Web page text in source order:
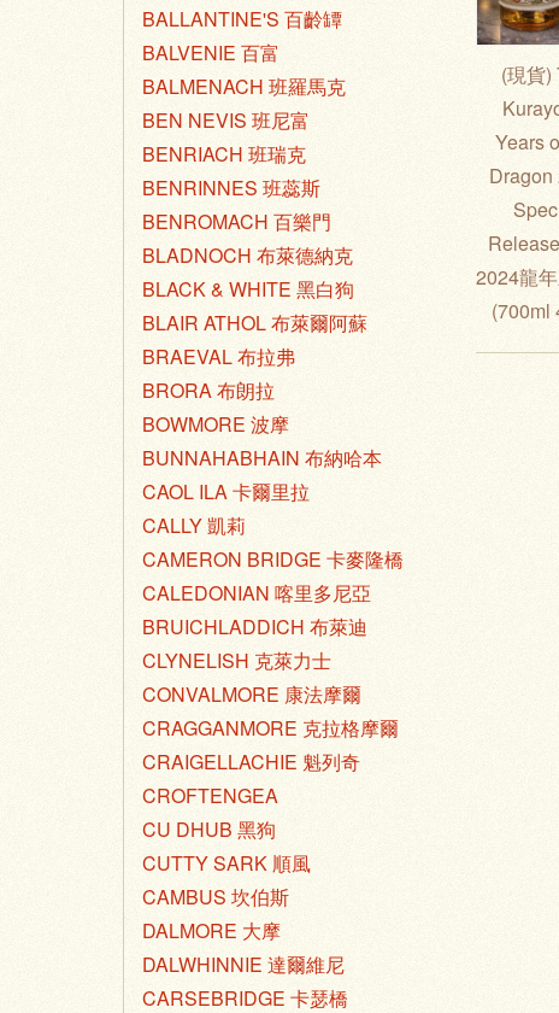
BALLANTINE'S 百齡罈
BALVENIE 百富
BALMENACH 班羅馬克
BEN NEVIS 班尼富
BENRIACH 班瑞克
BENRINNES 班蕊斯
BENROMACH 百樂門
BLADNOCH 布萊德納克
BLACK & WHITE 黑白狗
BLAIR ATHOL 布萊爾阿蘇
BRAEVAL 布拉弗
BRORA 布朗拉
BOWMORE 波摩
BUNNAHABHAIN 布納哈本
CAOL ILA 卡爾里拉
CALLY 凱莉
CAMERON BRIDGE 卡麥隆橋
CALEDONIAN 喀里多尼亞
BRUICHLADDICH 布萊迪
CLYNELISH 克萊力士
CONVALMORE 康法摩爾
CRAGGANMORE 克拉格摩爾
CRAIGELLACHIE 魁列奇
CROFTENGEA
CU DHUB 黑狗
CUTTY SARK 順風
CAMBUS 坎伯斯
DALMORE 大摩
DALWHINNIE 達爾維尼
CARSEBRIDGE 卡瑟橋
(現貨)
Years
Dragon
2024龍
(700ml